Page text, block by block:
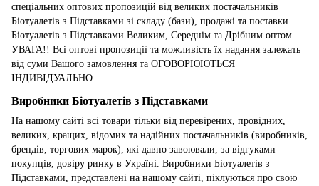
спеціальних оптових пропозицій від великих постачальників
Біотуалетів з Підставками зі складу (бази), продажі та поставки
Біотуалетів з Підставками Великим, Середнім та Дрібним оптом.
УВАГА!! Всі оптові пропозиції та можливість їх надання залежать
від суми Вашого замовлення та ОГОВОРЮЮТЬСЯ
ІНДИВІДУАЛЬНО.
Виробники Біотуалетів з Підставками
На нашому сайті всі товари тільки від перевірених, провідних,
великих, кращих, відомих та надійних постачальників (виробників,
брендів, торгових марок), які давно завоювали, за відгуками
покупців, довіру ринку в Україні. Виробники Біотуалетів з
Підставками, представлені на нашому сайті, піклуються про свою